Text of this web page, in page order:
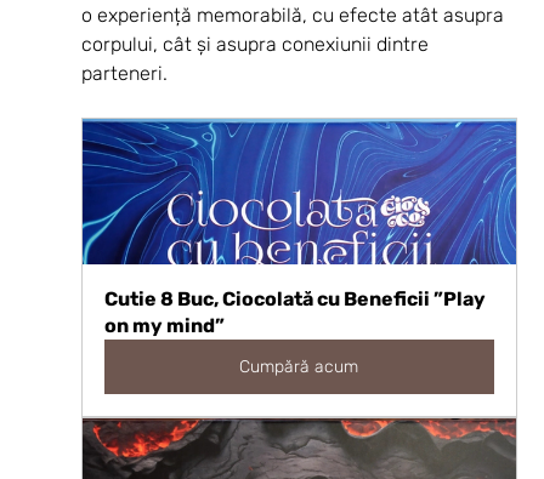
o experiență memorabilă, cu efecte atât asupra
corpului, cât și asupra conexiunii dintre
parteneri.
Cutie 8 Buc, Ciocolată cu Beneficii ”Play
on my mind”
Cumpără acum